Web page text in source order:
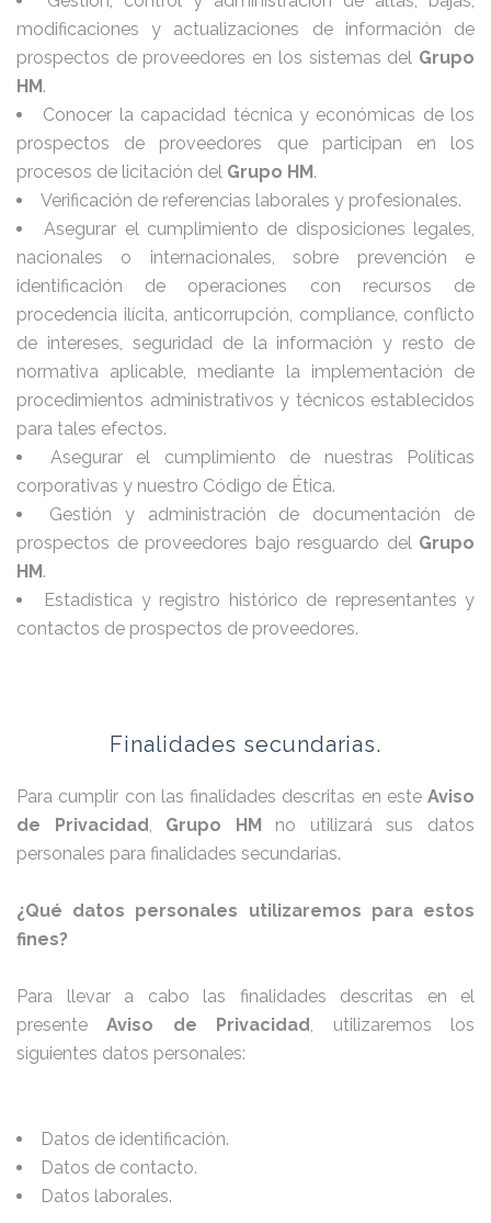
modificaciones y actualizaciones de información de
prospectos de proveedores en los sistemas del Grupo
HM .
Conocer la capacidad técnica y económicas de los
prospectos de proveedores que participan en los
procesos de licitación del Grupo HM .
Verificación de referencias laborales y profesionales.
Asegurar el cumplimiento de disposiciones legales,
nacionales o internacionales, sobre prevención e
identificación de operaciones con recursos de
procedencia ilícita, anticorrupción, compliance, conflicto
de intereses, seguridad de la información y resto de
normativa aplicable, mediante la implementación de
procedimientos administrativos y técnicos establecidos
para tales efectos.
Asegurar el cumplimiento de nuestras Políticas
corporativas y nuestro Código de Ética.
Gestión y administración de documentación de
prospectos de proveedores bajo resguardo del Grupo
HM .
Estadística y registro histórico de representantes y
contactos de prospectos de proveedores.
Finalidades secundarias.
Para cumplir con las finalidades descritas en este Aviso
de Privacidad, Grupo HM
no utilizará sus datos
personales para finalidades secundarias.
¿Qué datos personales utilizaremos para estos
fines?
Para llevar a cabo las finalidades descritas en el
presenteAviso de Privacidad, utilizaremos los
siguientes datos personales:
Datos de identificación.
Datos de contacto.
Datos laborales.